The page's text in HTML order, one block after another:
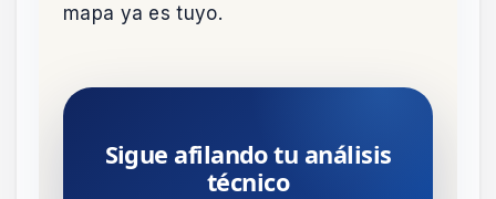
mapa ya es tuyo.
Sigue afilando tu análisis
técnico